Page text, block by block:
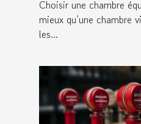
Choisir une chambre
mieux qu’une chambre
les...